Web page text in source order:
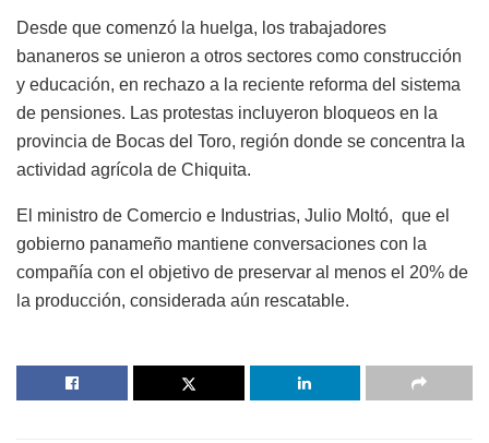
Desde que comenzó la huelga, los trabajadores
bananeros se unieron a otros sectores como construcción
y educación, en rechazo a la reciente reforma del sistema
de pensiones. Las protestas incluyeron bloqueos en la
provincia de Bocas del Toro, región donde se concentra la
actividad agrícola de Chiquita.
El ministro de Comercio e Industrias, Julio Moltó, que el
gobierno panameño mantiene conversaciones con la
compañía con el objetivo de preservar al menos el 20% de
la producción, considerada aún rescatable.